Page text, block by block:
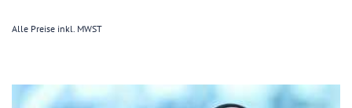
Alle Preise inkl. MWST